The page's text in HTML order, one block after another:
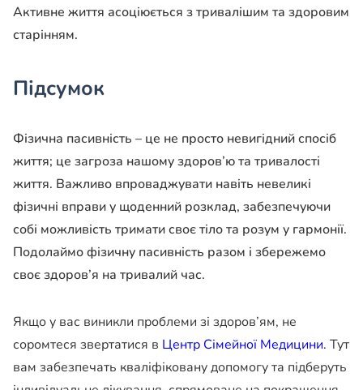
Активне життя асоціюється з тривалішим та здоровим
старінням.
Підсумок
Фізична пасивність – це не просто невигідний спосіб
життя; це загроза нашому здоров’ю та тривалості
життя. Важливо впроваджувати навіть невеликі
фізичні вправи у щоденний розклад, забезпечуючи
собі можливість тримати своє тіло та розум у гармонії.
Подолаймо фізичну пасивність разом і збережемо
своє здоров’я на тривалий час.
Якщо у вас виникли проблеми зі здоров’ям, не
соромтеся звертатися в Центр Сімейної Медицини. Тут
вам забезпечать кваліфіковану допомогу та підберуть